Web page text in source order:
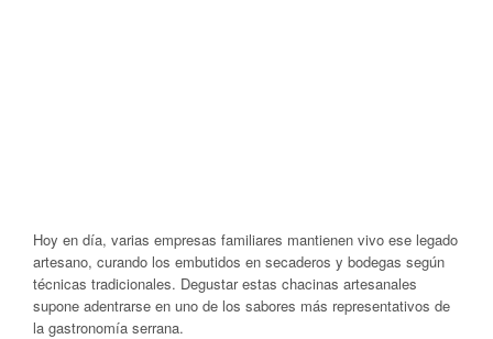
Hoy en día, varias empresas familiares mantienen vivo ese legado
artesano, curando los embutidos en secaderos y bodegas según
técnicas tradicionales. Degustar estas chacinas artesanales
supone adentrarse en uno de los sabores más representativos de
la gastronomía serrana.